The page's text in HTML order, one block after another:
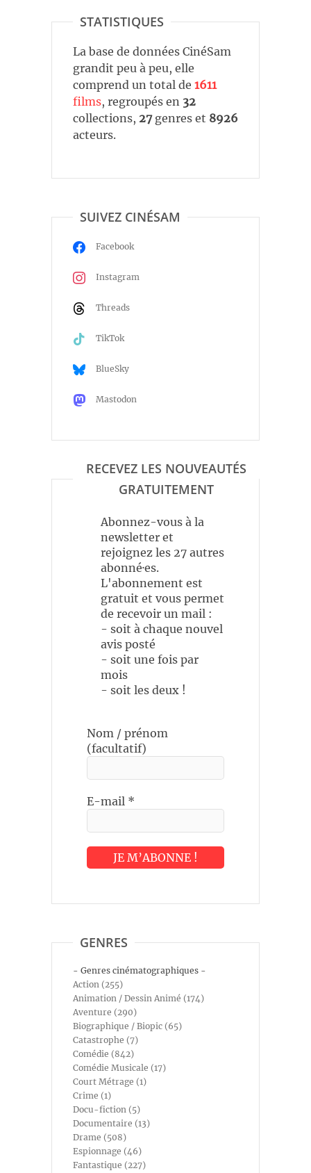
STATISTIQUES
La base de données CinéSam
grandit peu à peu, elle
comprend un total de 1611
films, regroupés en 32
collections, 27genres et 8926
acteurs.
SUIVEZ CINÉSAM
Facebook
Instagram
Threads
TikTok
BlueSky
Mastodon
RECEVEZ LES NOUVEAUTÉS
GRATUITEMENT
Abonnez-vous à la
newsletter et
rejoignez les 27 autres
abonné·es.
L'abonnement est
gratuit et vous permet
de recevoir un mail :
- soit à chaque nouvel
avis posté
- soit une fois par
mois
- soit les deux !
Nom / prénom
(facultatif)
E-mail *
GENRES
- Genres cinématographiques -
Action (255)
Animation / Dessin Animé (174)
Aventure (290)
Biographique / Biopic (65)
Catastrophe (7)
Comédie (842)
Comédie Musicale (17)
Court Métrage (1)
Crime (1)
Docu-fiction (5)
Documentaire (13)
Drame (508)
Espionnage (46)
Fantastique (227)